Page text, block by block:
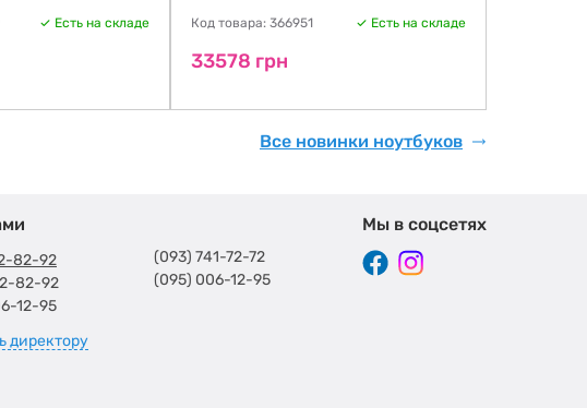
Есть на складе Код товара: 366951 Есть на складе
33578 грн
Все новинки ноутбуков
82-92
82-92
12-95
директору
(093) 741-72-72
(095) 006-12-95
Мы в соцсетях